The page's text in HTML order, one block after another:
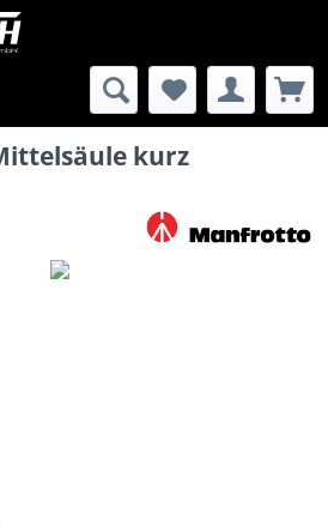
kurz